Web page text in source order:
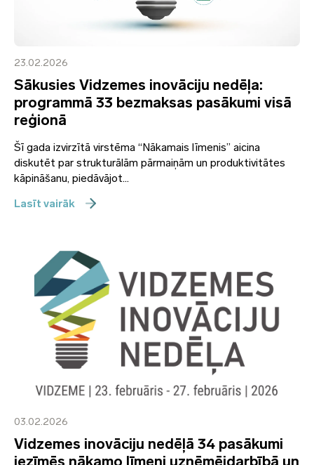
23.02.2026
Sākusies Vidzemes inovāciju nedēļa:
programmā 33 bezmaksas pasākumi visā
reģionā
Šī gada izvirzītā virstēma “Nākamais līmenis” aicina
diskutēt par strukturālām pārmaiņām un produktivitātes
kāpināšanu, piedāvājot...
Lasīt vairāk
03.02.2026
Vidzemes inovāciju nedēļā 34 pasākumi
iezīmēs nākamo līmeni uzņēmējdarbībā un